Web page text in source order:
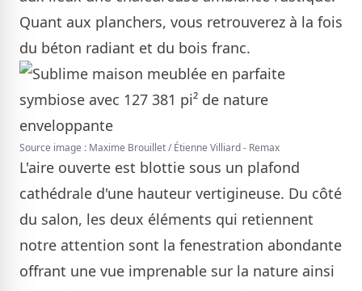
Quant aux planchers, vous retrouverez à la fois
du béton radiant et du bois franc.
Source image : Maxime Brouillet / Étienne Villiard - Remax
L'aire ouverte est blottie sous un plafond
cathédrale d'une hauteur vertigineuse. Du côté
du salon, les deux éléments qui retiennent
notre attention sont la fenestration abondante
offrant une vue imprenable sur la nature ainsi